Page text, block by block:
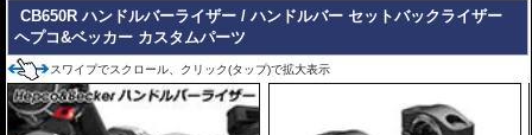
CB650R ハンドルバーライザー / ハンドルバー セットバックライザー
ヘプコ&ベッカー カスタムパーツ
スワイプでスクロール、クリック(タップ)で拡大表示